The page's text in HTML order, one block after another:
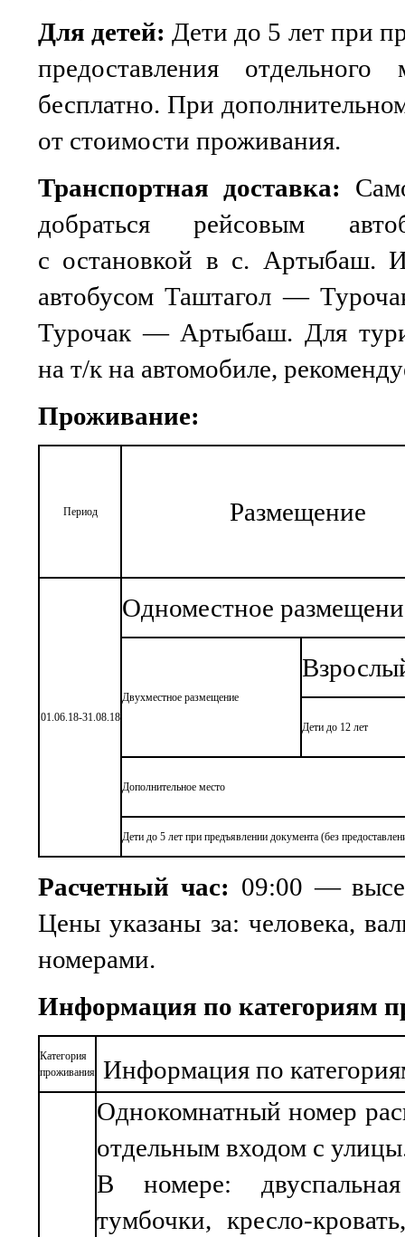
Для детей: Дети до 5 лет при
предоставления
бесплатно. При
от стоимости проживания.
Транспортная доставка:
добраться рейсовым
с остановкой в с. Артыбаш.
автобусом Таштагол —
Турочак — Артыбаш. Для
на т/к на автомобиле,
Проживание:
Период Размещение
01.06.18-31.08.18
Одноместное
Двухместное размещение
Дети до 12 лет
Дополнительное место
Дети до 5 лет при предъявлении документа (без
Расчетный час: 09:00 —
Цены указаны за: человека,
номерами.
Информация по категориям
Категория
проживания
Информация по
Однокомнатный номер
отдельным входом с
В номере:
тумбочки, кресло-